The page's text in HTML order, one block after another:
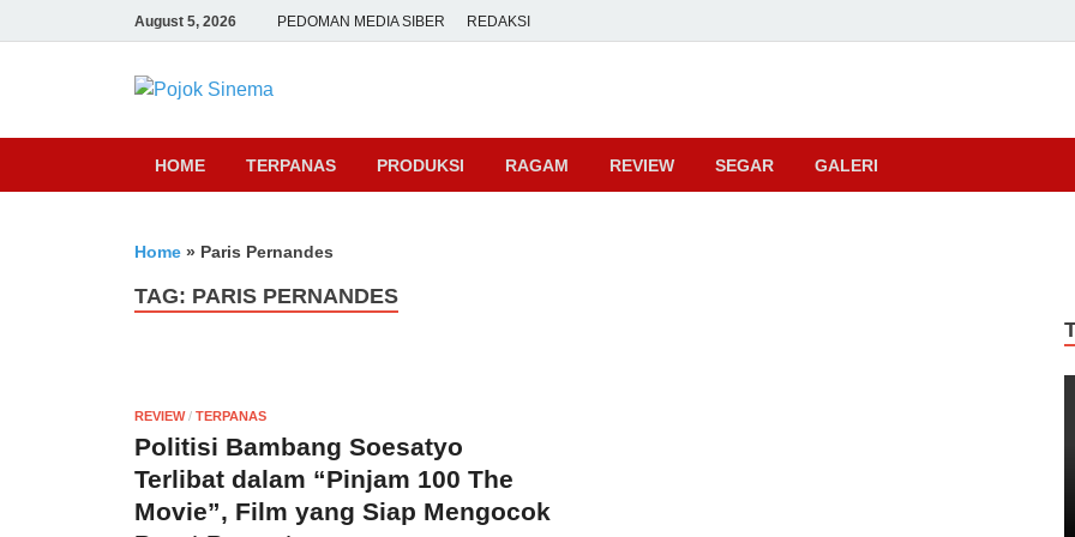
August 5, 2026 PEDOMAN MEDIA SIBER REDAKSI
Pojok Sinema
HOME TERPANAS PRODUKSI RAGAM REVIEW SEGAR GALERI
Home » Paris Pernandes
TAG: PARIS PERNANDES
REVIEW/ TERPANAS
Politisi Bambang Soesatyo
Terlibat dalam “Pinjam 100 The
Movie”, Film yang Siap Mengocok